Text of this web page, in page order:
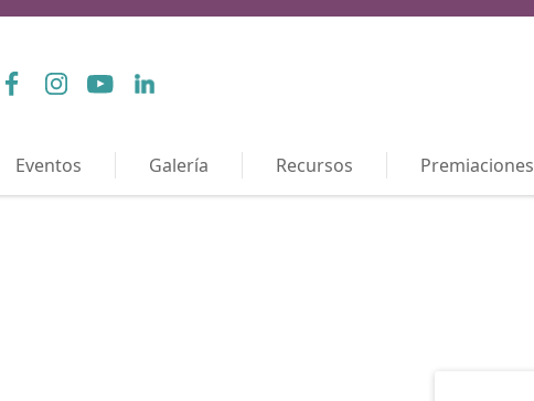
FacebookInstagramYouTubeLinkedIn
Eventos Galería Recursos Premiaciones